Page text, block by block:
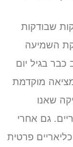
שבודקות
השמיעה
כבר בגיל יום
מוקדמת
שאנו
גם אחרי
פרטית